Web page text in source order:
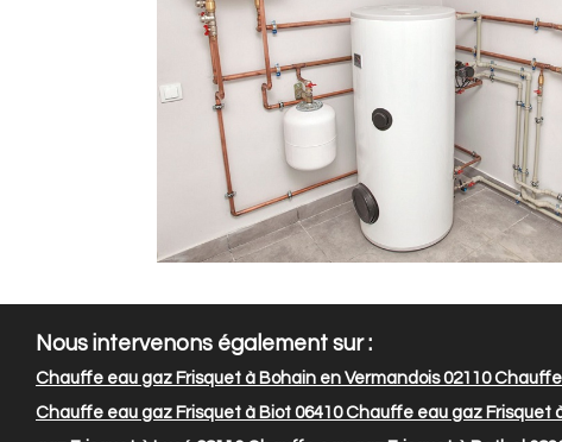
Nous intervenons également sur :
Chauffe eau gaz Frisquet à Bohain en Vermandois 02110Chauffe
Chauffe eau gaz Frisquet à Biot 06410Chauffe eau gaz Frisquet